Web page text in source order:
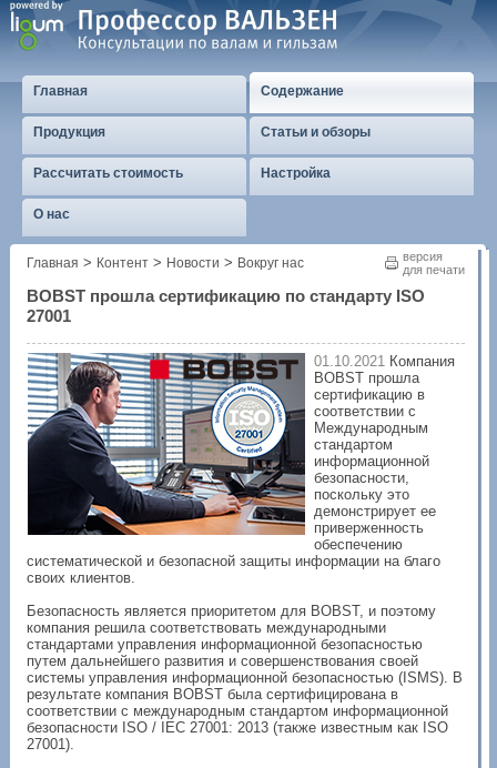
Главная Содержание
Продукция Статьи и обзоры
Рассчитать стоимость Настройка
О нас
версия
для печати
Главная > Контент > Новости > Вокруг нас
BOBST прошла сертификацию по стандарту ISO
27001
01.10.2021 Компания
BOBST прошла
сертификацию в
соответствии с
Международным
стандартом
информационной
безопасности,
поскольку это
демонстрирует ее
приверженность
обеспечению
систематической и безопасной защиты информации на благо
своих клиентов.
Безопасность является приоритетом для BOBST, и поэтому
компания решила соответствовать международными
стандартами управления информационной безопасностью
путем дальнейшего развития и совершенствования своей
системы управления информационной безопасностью (ISMS). В
результате компания BOBST была сертифицирована в
соответствии с международным стандартом информационной
безопасности ISO / IEC 27001: 2013 (также известным как ISO
27001).